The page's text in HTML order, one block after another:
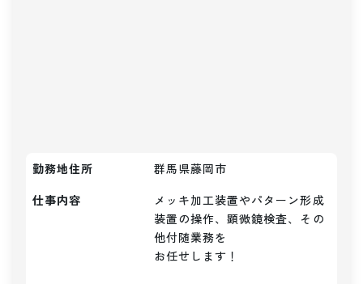
勤務地住所
群馬県藤岡市
仕事内容
メッキ加工装置やパターン形成
装置の操作、顕微鏡検査、その
他付随業務を
お任せします！